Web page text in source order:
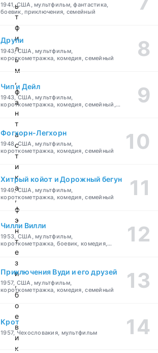
ь
т
ф
и
л
ь
м
,
ф
а
н
т
а
с
т
и
к
а
,
ф
э
н
т
е
з
и
,
б
о
е
в
и
к
1941, США, мультфильм, фантастика,
боевик, приключения, семейный
Друпи
1943, США, мультфильм,
короткометражка, комедия, семейный
Чип и Дейл
1943, США, мультфильм,
короткометражка, комедия, семейный,
детский
Фогхорн-Легхорн
1948, США, мультфильм,
короткометражка, комедия, семейный
Хитрый койот и Дорожный бегун
1949, США, мультфильм,
короткометражка, комедия, семейный
Чилли Вилли
1953, США, мультфильм,
короткометражка, боевик, комедия,
приключения, семейный
Приключения Вуди и его друзей
1957, США, мультфильм,
короткометражка, комедия, семейный
Крот
1957, Чехословакия, мультфильм